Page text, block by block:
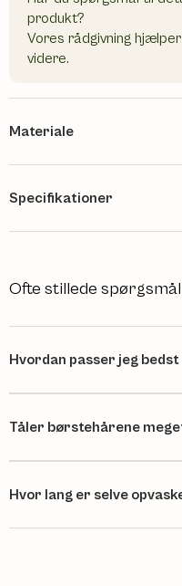
produkt?
Vores rådgivning
videre.
Materiale
Specifikationer
Ofte stillede spørgsmål
Hvordan passer jeg
Tåler børstehårene
Hvor lang er selve